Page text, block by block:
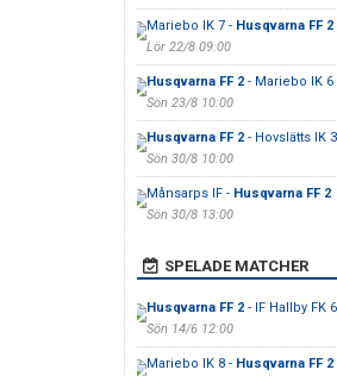
Mariebo IK 7 - Husqvarna FF 2
Lör 22/8 09:00
Husqvarna FF 2- Mariebo IK 6
Sön 23/8 10:00
Husqvarna FF 2- Hovslätts IK 3
Sön 30/8 10:00
Månsarps IF - Husqvarna FF 2
Sön 30/8 13:00
SPELADE MATCHER
Husqvarna FF 2- IF Hallby FK 6
Sön 14/6 12:00
Mariebo IK 8 - Husqvarna FF 2